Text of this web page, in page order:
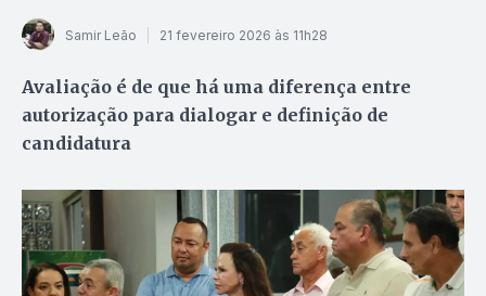
Samir Leão 21 fevereiro 2026 às 11h28
Avaliação é de que há uma diferença entre
autorização para dialogar e definição de
candidatura